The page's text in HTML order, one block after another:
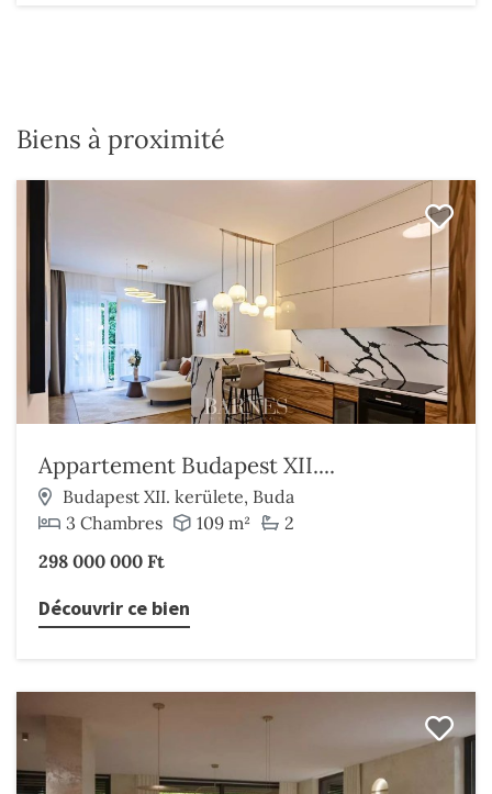
Biens à proximité
Appartement Budapest XII....
Budapest XII. kerülete, Buda
3 Chambres
109 m²
2
298 000 000 Ft
Découvrir ce bien